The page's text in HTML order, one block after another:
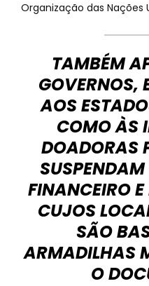
Organização das Nações
TAMBÉM
GOVERNOS,
AOS
COMO ÀS
DOADORAS
FINANCEIRO
CUJOS
SÃO
ARMADILHAS
O